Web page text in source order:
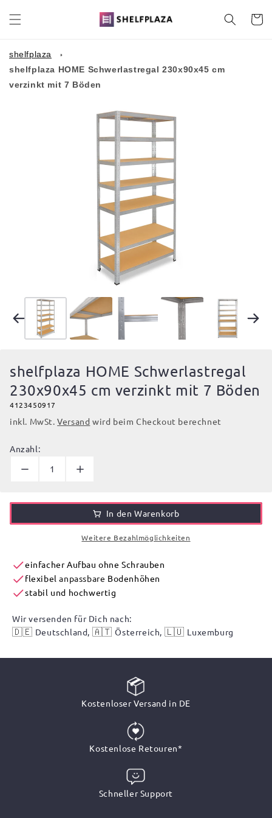
zum
Inhalt
shelfplaza
shelfplaza HOME Schwerlastregal 230x90x45 cm
verzinkt mit 7 Böden
shelfplaza HOME Schwerlastregal
230x90x45 cm verzinkt mit 7 Böden
4123450917
inkl. MwSt.Versand wird beim Checkout berechnet
Anzahl:
In den Warenkorb
Weitere Bezahlmöglichkeiten
einfacher Aufbau ohne Schrauben
flexibelanpassbare Bodenhöhen
stabil und hochwertig
Wir versenden für Dich nach:
🇩🇪 Deutschland, 🇦🇹Österreich, 🇱🇺 Luxemburg
Kostenloser Versand in DE
Kostenlose Retouren*
Schneller Support